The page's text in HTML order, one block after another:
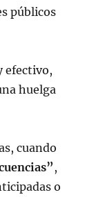
públicos
efectivo,
huelga
cuando
,
o